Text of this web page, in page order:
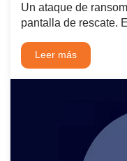
Un ataque de
pantalla de rescate.
Leer más